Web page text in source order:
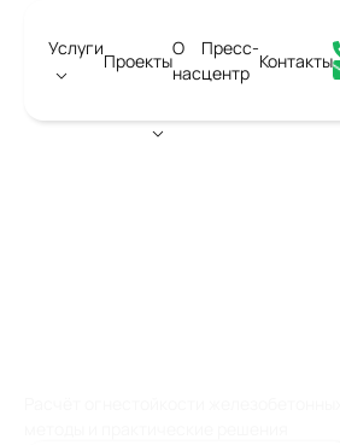
Услуги
Проекты
О
нас
Пресс-
центр
Контакты